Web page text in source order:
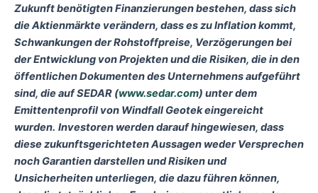
Zukunft benötigten Finanzierungen bestehen, dass sich
die Aktienmärkte verändern, dass es zu Inflation kommt,
Schwankungen der Rohstoffpreise, Verzögerungen bei
der Entwicklung von Projekten und die Risiken, die in den
öffentlichen Dokumenten des Unternehmens aufgeführt
sind, die auf SEDAR (www.sedar.com) unter dem
Emittentenprofil von Windfall Geotek eingereicht
wurden. Investoren werden darauf hingewiesen, dass
diese zukunftsgerichteten Aussagen weder Versprechen
noch Garantien darstellen und Risiken und
Unsicherheiten unterliegen, die dazu führen können,